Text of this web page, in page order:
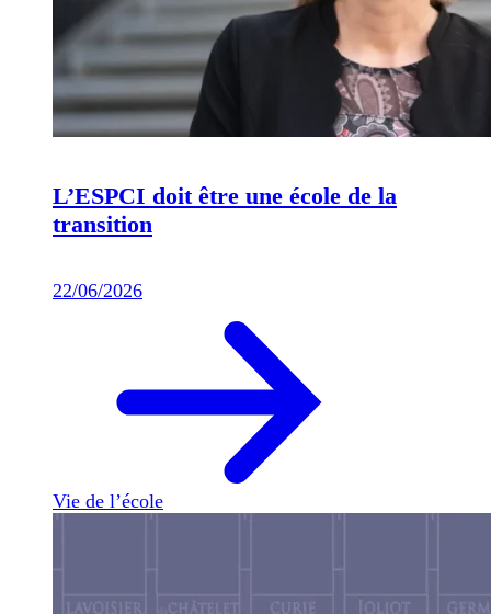
L’ESPCI doit être une école de la
transition
22/06/2026
Vie de l’école